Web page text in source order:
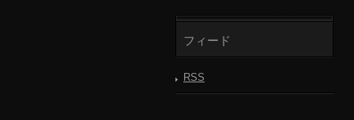
フィード
RSS